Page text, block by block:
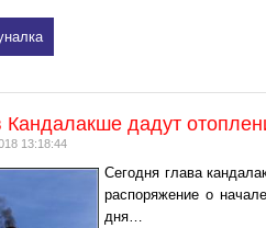
Кандалакше дадут
13:18:44
Сегодня глава
распоряжение о
дня…